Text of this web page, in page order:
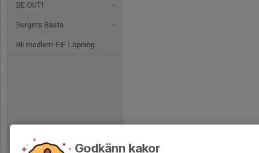
BE OUT!
Bergets Bästa
Bli medlem-EIF Löpning
Godkänn kakor